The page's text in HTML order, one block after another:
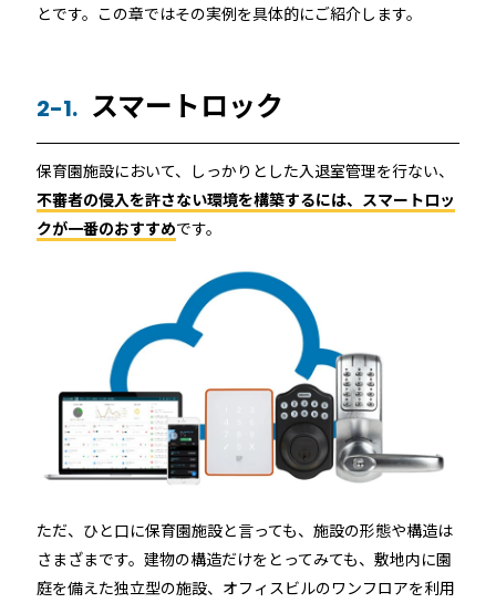
とです。この章ではその実例を具体的にご紹介します。
2-1. スマートロック
保育園施設において、しっかりとした入退室管理を行ない、
不審者の侵入を許さない環境を構築するには、スマートロッ
クが一番のおすすめです。
ただ、ひと口に保育園施設と言っても、施設の形態や構造は
さまざまです。建物の構造だけをとってみても、敷地内に園
庭を備えた独立型の施設、オフィスビルのワンフロアを利用